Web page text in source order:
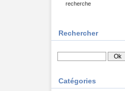
recherche
Rechercher
Catégories